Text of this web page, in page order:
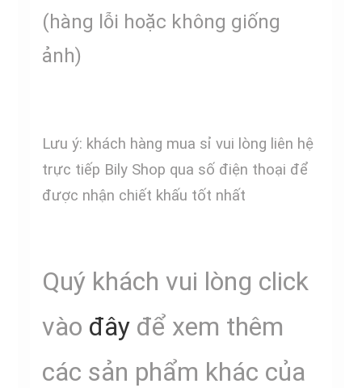
(hàng lỗi hoặc không giống
ảnh)
Lưu ý: khách hàng mua sỉ vui lòng liên hệ
trực tiếp Bily Shop qua số điện thoại để
được nhận chiết khấu tốt nhất
Quý khách vui lòng click
vào đâyđể xem thêm
các sản phẩm khác của